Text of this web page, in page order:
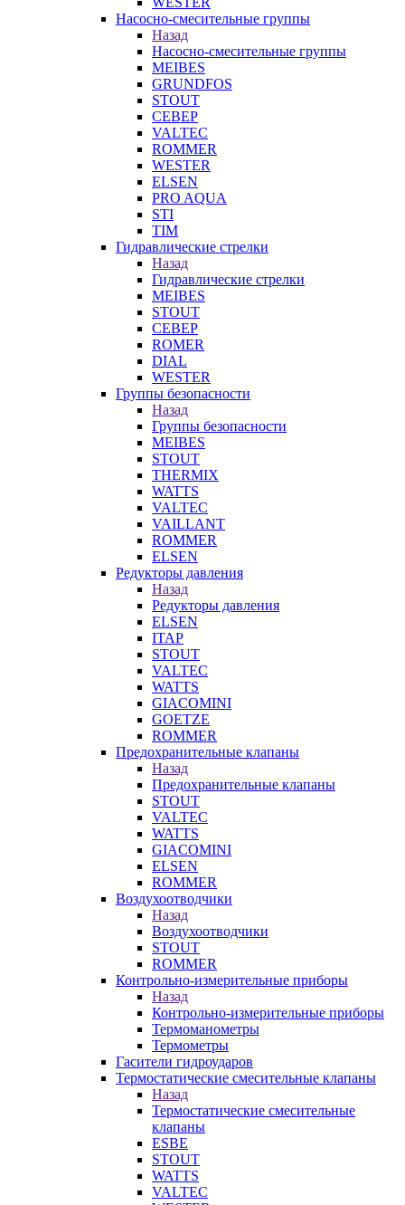
Насосно-смесительные группы
Назад
Насосно-смесительные группы
MEIBES
GRUNDFOS
STOUT
СЕВЕР
VALTEC
ROMMER
WESTER
ELSEN
PRO AQUA
STI
TIM
Гидравлические стрелки
Назад
Гидравлические стрелки
MEIBES
STOUT
СЕВЕР
ROMER
DIAL
WESTER
Группы безопасности
Назад
Группы безопасности
MEIBES
STOUT
THERMIX
WATTS
VALTEC
VAILLANT
ROMMER
ELSEN
Редукторы давления
Назад
Редукторы давления
ELSEN
ITAP
STOUT
VALTEC
WATTS
GIACOMINI
GOETZE
ROMMER
Предохранительные клапаны
Назад
Предохранительные клапаны
STOUT
VALTEC
WATTS
GIACOMINI
ELSEN
ROMMER
Воздухоотводчики
Назад
Воздухоотводчики
STOUT
ROMMER
Контрольно-измерительные приборы
Назад
Контрольно-измерительные приборы
Термоманометры
Термометры
Гасители гидроударов
Термостатические смесительные клапаны
Назад
Термостатические смесительные
клапаны
ESBE
STOUT
WATTS
VALTEC